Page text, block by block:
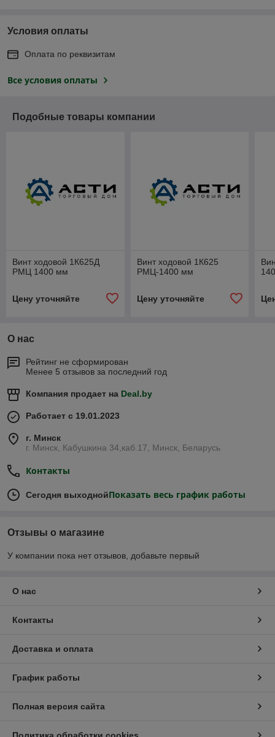
Условия оплаты
Оплата по реквизитам
Все условия оплаты
Подобные товары компании
Винт ходовой 1К625Д
РМЦ 1400 мм
Цену уточняйте
Винт ходовой 1К625
РМЦ-1400 мм
Цену уточняйте
О нас
Рейтинг не сформирован
Менее 5 отзывов за последний год
Компания продает на Deal.by
Работает с 19.01.2023
г. Минск
г. Минск, Кабушкина 34,каб.17, Минск, Беларусь
Контакты
Сегодня выходнойПоказать весь график работы
Отзывы о магазине
У компании пока нет отзывов, добавьте первый
О нас
Контакты
Доставка и оплата
График работы
Полная версия сайта